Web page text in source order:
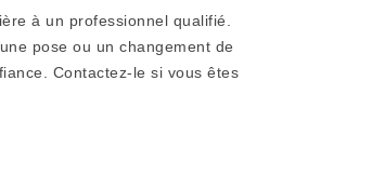
à un professionnel qualifié.
pose ou un changement de
Contactez-le si vous êtes